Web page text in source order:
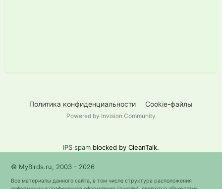
Политика конфиденциальности Cookie-файлы
Powered by Invision Community
IPS spam blocked by CleanTalk.
© MyBirds.ru, 2003 - 2026
Все материалы данного сайта, в том числе структура расположения